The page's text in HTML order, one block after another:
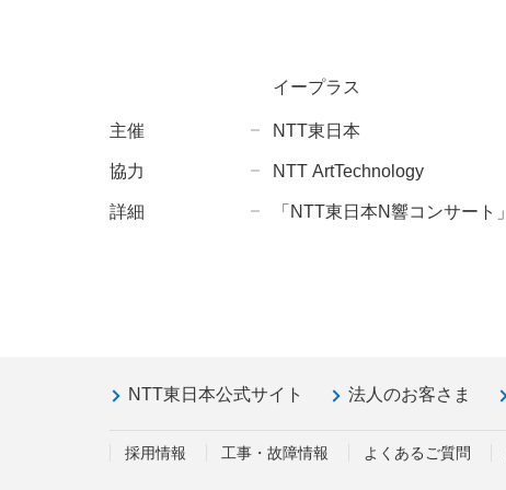
イープラス
主催 NTT東日本
協力 NTT ArtTechnology
詳細 「NTT東日本N響コンサート」
NTT東日本公式サイト 法人のお客さま
採用情報 工事・故障情報 よくあるご質問